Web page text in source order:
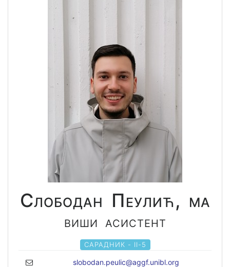
Слободан Пеулић, ма
виши асистент
САРАДНИК - II-5
slobodan.peulic@aggf.unibl.org